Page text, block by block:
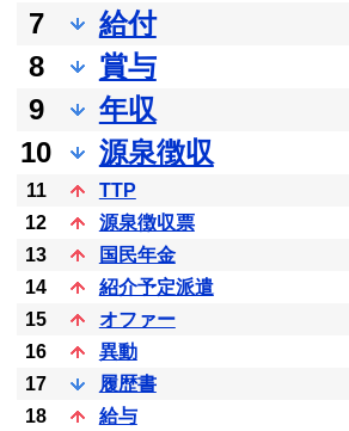
7
給付
8
賞与
9
年収
10
源泉徴収
11
TTP
12
源泉徴収票
13
国民年金
14
紹介予定派遣
15
オファー
16
異動
17
履歴書
18
給与